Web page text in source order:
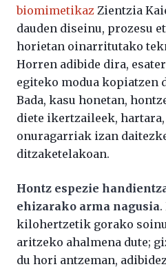
biomimetikaz Zientzia
dauden diseinu, prozesu
horietan oinarritutako
Horren adibide dira,
egiteko modua kopiatzen
Bada, kasu honetan,
diete ikertzaileek,
onuragarriak izan
ditzaketelakoan.
Hontz espezie
ehizarako arma nagusia.
kilohertzetik gorako
aritzeko ahalmena dute;
du hori antzeman,